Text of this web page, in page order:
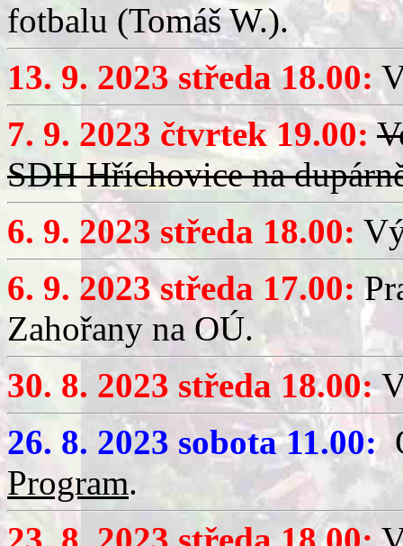
fotbalu (Tomáš W.).
13. 9. 2023 středa 18.00:
7. 9. 2023 čtvrtek 19.00:
SDH Hříchovice na
6. 9. 2023 středa 18.00:
6. 9. 2023 středa 17.00:
Zahořany na OÚ.
30. 8. 2023 středa 18.00:
26. 8. 2023 sobota 11.00:
Program.